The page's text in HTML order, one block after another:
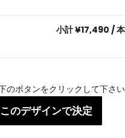
小計¥17,490 / 本
のボタンをクリックして下さい
このデザインで決定